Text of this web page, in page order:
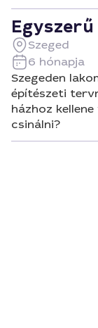
Szeged
6 hónapja
Szegeden
építészeti
házhoz
csinálni?